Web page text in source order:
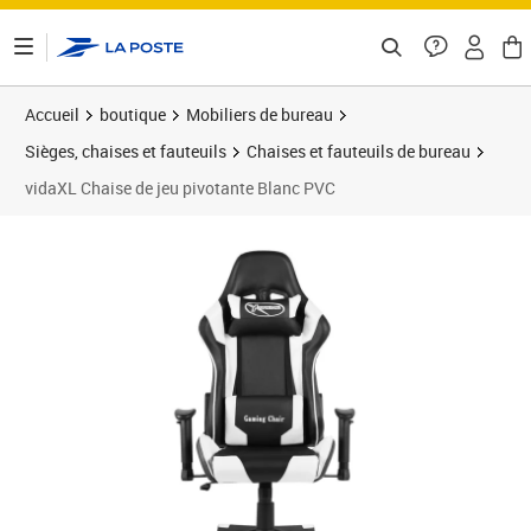
Accueil boutique
Mobiliers de bureau
Sièges, chaises et fauteuils
Chaises et fauteuils de bureau
vidaXL Chaise de jeu pivotante Blanc PVC